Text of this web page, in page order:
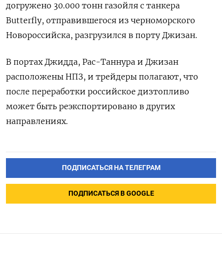
догружено 30.000 тонн газойля с танкера
Butterfly, отправившегося из черноморского
Новороссийска, разгрузился в порту Джизан.
В портах Джидда, Рас-Таннура и Джизан
расположены НПЗ, и трейдеры полагают, что
после переработки российское дизтопливо
может быть реэкспортировано в других
направлениях.
ПОДПИСАТЬСЯ НА ТЕЛЕГРАМ
ПОДПИСАТЬСЯ В GOOGLE